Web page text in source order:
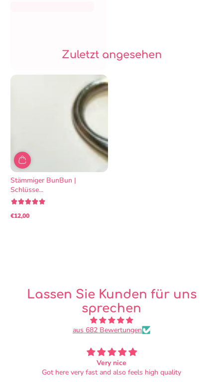
Zuletzt angesehen
Stämmiger BunBun |
Schlüsse...
Regulärer
€12,00
Lassen Sie Kunden für uns
sprechen
aus 682 Bewertungen
here very fast and also feels high quality
ive been a